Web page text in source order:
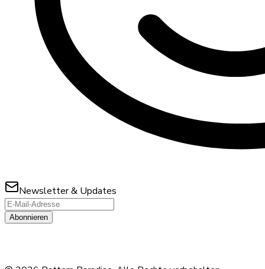
Newsletter & Updates
Abonnieren